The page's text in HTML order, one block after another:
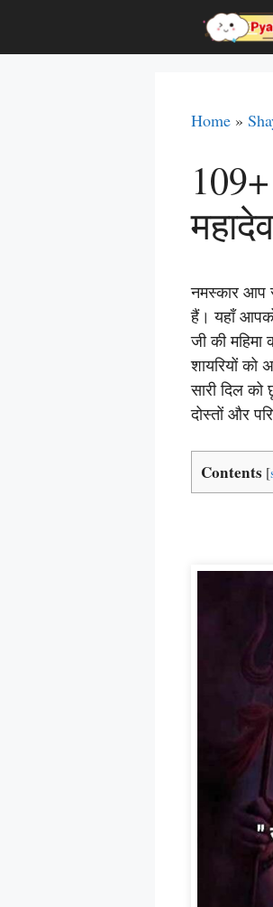
content
Home »
नमस्कार आप
हैं। यहाँ
जी की
शायरियों
सारी दिल
दोस्तों और
Contents [